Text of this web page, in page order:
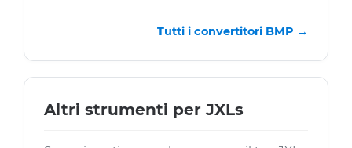
Tutti i convertitori BMP →
Altri strumenti per JXLs